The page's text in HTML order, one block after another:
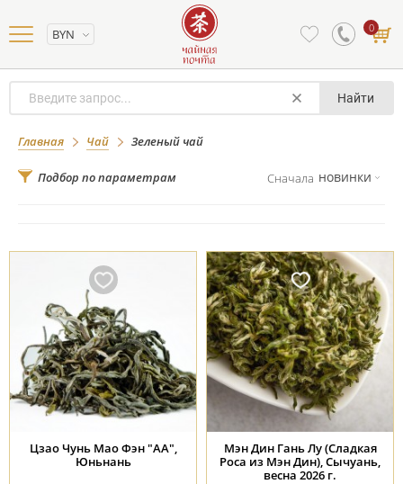
BYN 0
Найти
Главная Чай Зеленый чай
Зеленый чай
Подбор по параметрам Сначала новинки
Цзао Чунь Мао Фэн "АА",
Юньнань
Мэн Дин Гань Лу (Сладкая
Роса из Мэн Дин), Сычуань,
весна 2026 г.